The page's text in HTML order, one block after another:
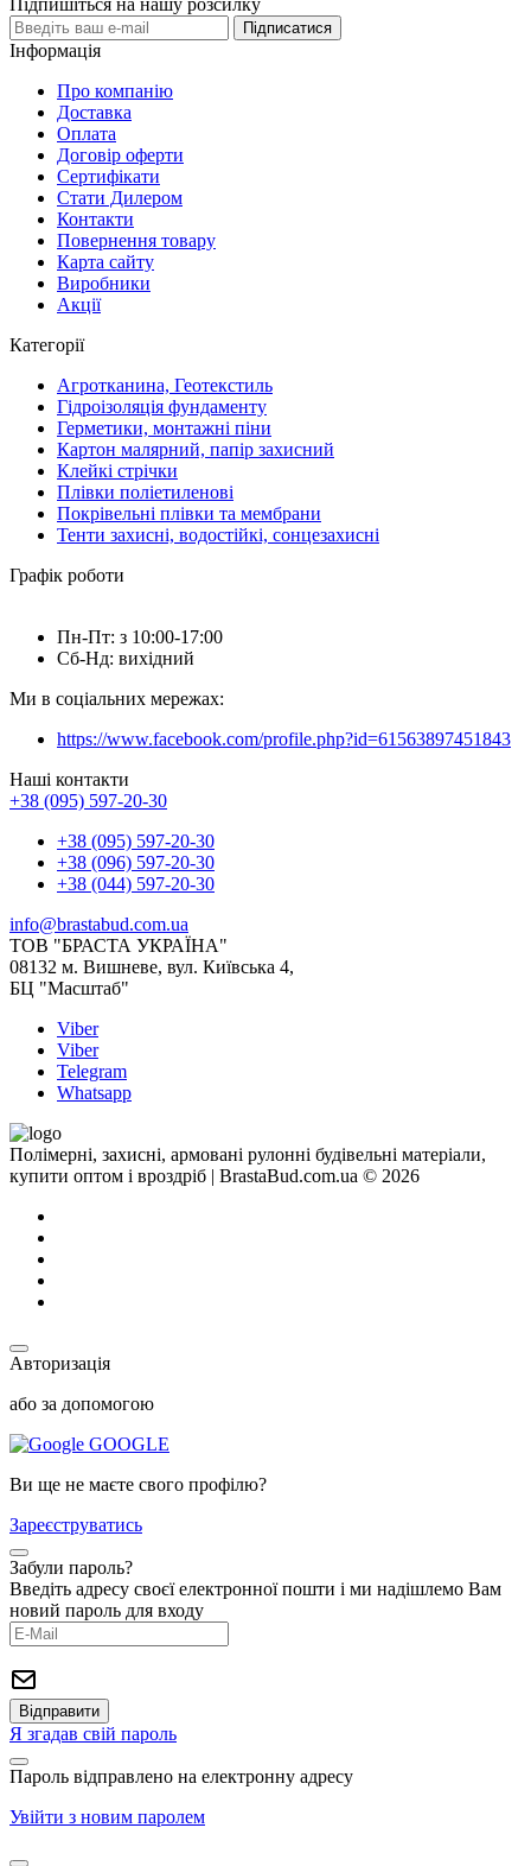
Підписатися
Інформація
Про компанію
Доставка
Оплата
Договір оферти
Сертифікати
Стати Дилером
Контакти
Повернення товару
Карта сайту
Виробники
Акції
Категорії
Агротканина, Геотекстиль
Гідроізоляція фундаменту
Герметики, монтажні піни
Картон малярний, папір захисний
Клейкі стрічки
Плівки поліетиленові
Покрівельні плівки та мембрани
Тенти захисні, водостійкі, сонцезахисні
Графік роботи
Пн-Пт: з 10:00-17:00
Сб-Нд: вихідний
Ми в соціальних мережах:
https://www.facebook.com/profile.php?id=61563897451843
Наші контакти
+38 (095) 597-20-30
+38 (095) 597-20-30
+38 (096) 597-20-30
+38 (044) 597-20-30
info@brastabud.com.ua
ТОВ "БРАСТА УКРАЇНА"
08132 м. Вишневе, вул. Київська 4,
БЦ "Масштаб"
Viber
Viber
Telegram
Whatsapp
Полімерні, захисні, армовані рулонні будівельні матеріали,
купити оптом і вроздріб | BrastaBud.com.ua © 2026
Авторизація
або за допомогою
GOOGLE
Ви ще не маєте свого профілю?
Зареєструватись
Забули пароль?
Введіть адресу своєї електронної пошти і ми надішлемо Вам
новий пароль для входу
Я згадав свій пароль
Пароль відправлено на електронну адресу
Увійти з новим паролем